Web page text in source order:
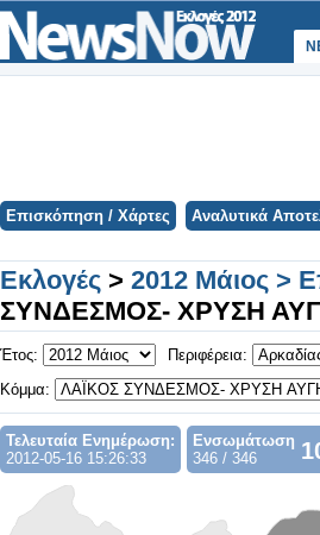
Επισκόπηση / Χάρτες Αναλυτικά
Εκλογές > 2012 Μάιος >
ΣΥΝΔΕΣΜΟΣ- ΧΡΥΣΗ
Έτος:
Περιφέρεια:
Κόμμα:
Τελευταία Ενημέρωση:
2012-05-16 15:26:33
Ενσωμάτωση
346 / 346